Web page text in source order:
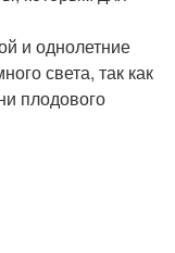
и однолетние
света, так как
плодового